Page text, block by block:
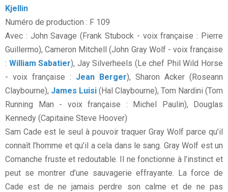
Kjellin
Numéro de production : F 109
Avec : John Savage (Frank Stubock - voix française : Pierre
Guillermo), Cameron Mitchell (John Gray Wolf - voix française
: William Sabatier), Jay Silverheels (Le chef Phil Wild Horse
- voix française : Jean Berger), Sharon Acker (Roseann
Claybourne), James Luisi (Hal Claybourne), Tom Nardini (Tom
Running Man - voix française : Michel Paulin), Douglas
Kennedy (Capitaine Steve Hoover)
Sam Cade est le seul à pouvoir traquer Gray Wolf parce qu’il
connaît l’homme et qu’il a cela dans le sang. Gray Wolf est un
Comanche fruste et redoutable. Il ne fonctionne à l’instinct et
peut se montrer d’une sauvagerie effrayante. La force de
Cade est de ne jamais perdre son calme et de ne pas